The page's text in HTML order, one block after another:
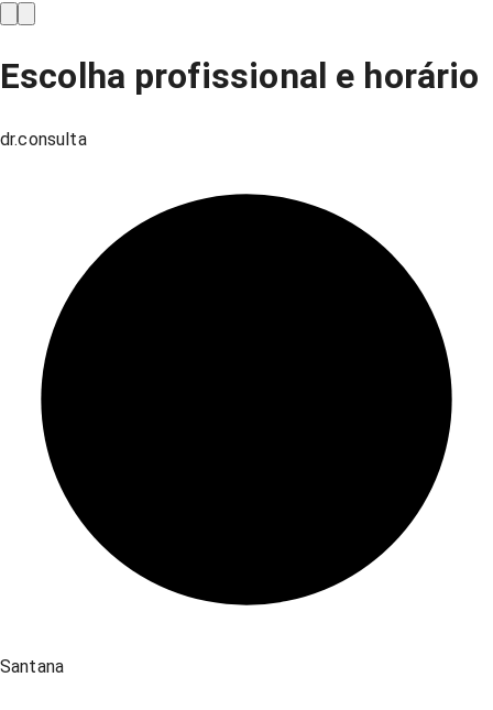
Escolha profissional e horário
dr.consulta
Santana